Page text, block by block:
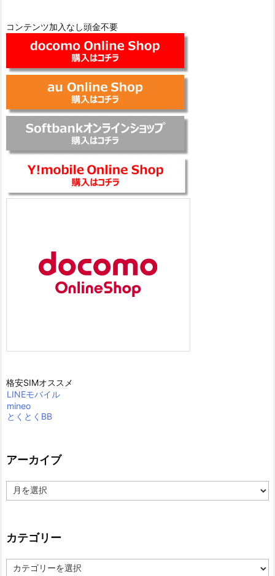
コンテンツ加入なし頭金不要
格安SIMオススメ
LINEモバイル
mineo
とくとくBB
アーカイブ
ー
ブ
カテゴリー